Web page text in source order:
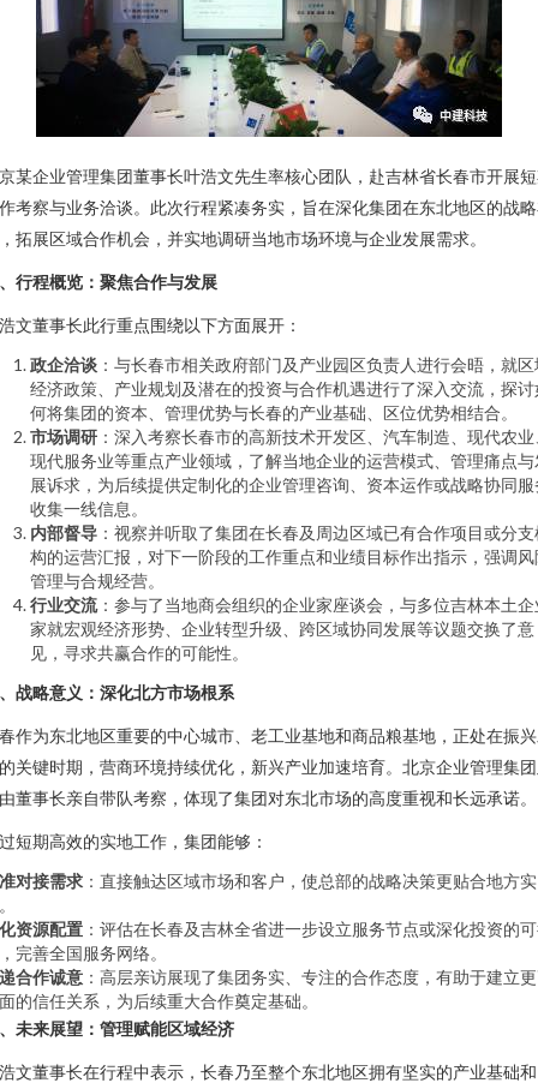
某企业管理集团董事长叶浩文先生率核心团队，赴吉林省长春市开展
考察与业务洽谈。此次行程紧凑务实，旨在深化集团在东北地区的战
拓展区域合作机会，并实地调研当地市场环境与企业发展需求。
行程概览：聚焦合作与发展
文董事长此行重点围绕以下方面展开：
政企洽谈 ：与长春市相关政府部门及产业园区负责人进行会晤，就区
经济政策、产业规划及潜在的投资与合作机遇进行了深入交流，探讨
何将集团的资本、管理优势与长春的产业基础、区位优势相结合。
市场调研 ：深入考察长春市的高新技术开发区、汽车制造、现代农业
现代服务业等重点产业领域，了解当地企业的运营模式、管理痛点与
展诉求，为后续提供定制化的企业管理咨询、资本运作或战略协同服
收集一线信息。
内部督导 ：视察并听取了集团在长春及周边区域已有合作项目或分支
构的运营汇报，对下一阶段的工作重点和业绩目标作出指示，强调风
管理与合规经营。
行业交流：参与了当地商会组织的企业家座谈会，与多位吉林本土企
家就宏观经济形势、企业转型升级、跨区域协同发展等议题交换了意
见，寻求共赢合作的可能性。
战略意义：深化北方市场根系
作为东北地区重要的中心城市、老工业基地和商品粮基地，正处在振
关键时期，营商环境持续优化，新兴产业加速培育。北京企业管理集
董事长亲自带队考察，体现了集团对东北市场的高度重视和长远承诺。
短期高效的实地工作，集团能够：
对接需求 ：直接触达区域市场和客户，使总部的战略决策更贴合地方实
资源配置 ：评估在长春及吉林全省进一步设立服务节点或深化投资的
完善全国服务网络。
合作诚意 ：高层亲访展现了集团务实、专注的合作态度，有助于建立
的信任关系，为后续重大合作奠定基础。
未来展望：管理赋能区域经济
文董事长在行程中表示，长春乃至整个东北地区拥有坚实的产业基础